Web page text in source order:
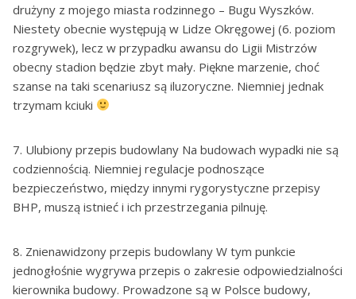
drużyny z mojego miasta rodzinnego – Bugu Wyszków.
Niestety obecnie występują w Lidze Okręgowej (6. poziom
rozgrywek), lecz w przypadku awansu do Ligii Mistrzów
obecny stadion będzie zbyt mały. Piękne marzenie, choć
szanse na taki scenariusz są iluzoryczne. Niemniej jednak
trzymam kciuki
7. Ulubiony przepis budowlany Na budowach wypadki nie są
codziennością. Niemniej regulacje podnoszące
bezpieczeństwo, między innymi rygorystyczne przepisy
BHP, muszą istnieć i ich przestrzegania pilnuję.
8. Znienawidzony przepis budowlany W tym punkcie
jednogłośnie wygrywa przepis o zakresie odpowiedzialności
kierownika budowy. Prowadzone są w Polsce budowy,